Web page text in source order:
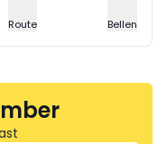
Route Bellen